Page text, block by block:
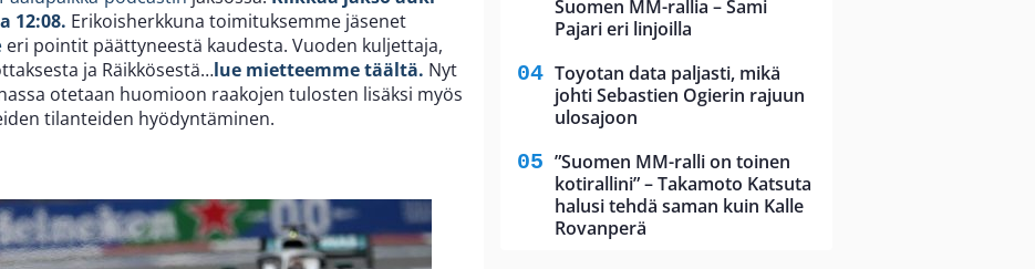
12:08. Erikoisherkkuna toimituksemme jäsenet
eri pointit päättyneestä kaudesta. Vuoden kuljettaja,
ja Räikkösestä…lue mietteemme täältä. Nyt
otetaan huomioon raakojen tulosten lisäksi myös
tilanteiden hyödyntäminen.
Suomen MM-rallia – Sami
Pajari eri linjoilla
Toyotan data paljasti, mikä
johti Sebastien Ogierin rajuun
ulosajoon
”Suomen MM-ralli on toinen
kotirallini” – Takamoto Katsuta
halusi tehdä saman kuin Kalle
Rovanperä